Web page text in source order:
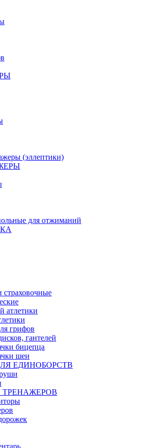
(эллептики)
для отжиманий
атлетики
грифов
гантелей
бицепца
шеи
ЕДИНОБОРСТВ
ТРЕНАЖЕРОВ